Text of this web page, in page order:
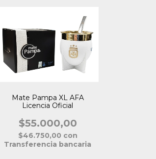
Mate Pampa XL AFA
Licencia Oficial
$55.000,00
$46.750,00 con
Transferencia bancaria